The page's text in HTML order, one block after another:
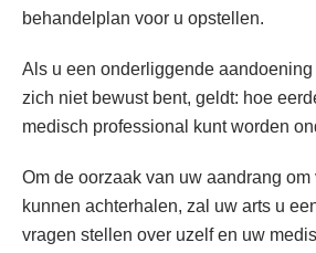
behandelplan voor u opstellen.
Als u een onderliggende
zich niet bewust bent, geldt: hoe
medisch professional kunt worden
Om de oorzaak van uw aandrang
kunnen achterhalen, zal uw arts u
vragen stellen over uzelf en uw